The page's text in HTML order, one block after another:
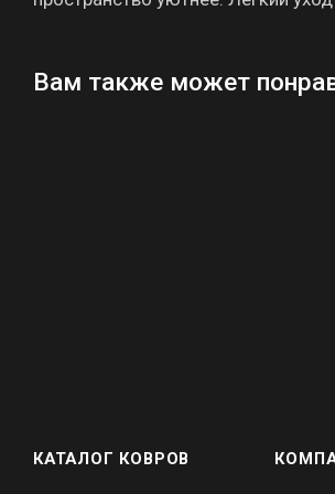
Вам также может
КАТАЛОГ КОВРОВ